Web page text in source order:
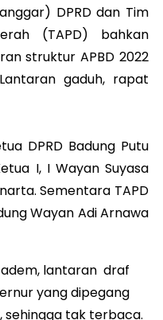
DPRD dan Tim
(TAPD) bahkan
struktur APBD 2022
gaduh, rapat
DPRD Badung Putu
I, I Wayan Suyasa
Sementara TAPD
Wayan Adi Arnawa
lantaran draf
yang dipegang
tak terbaca.